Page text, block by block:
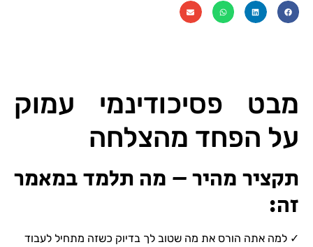
מבט פסיכודינמי עמוק
על הפחד מהצלחה
תקציר מהיר – מה תלמד במאמר
זה:
✓ למה אתה הורס את מה שטוב לך בדיוק כשזה מתחיל לעבוד